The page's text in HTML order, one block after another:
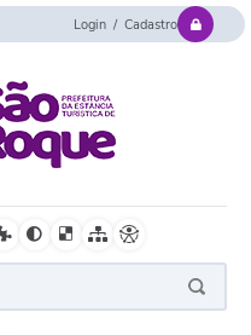
Login / Cadastro